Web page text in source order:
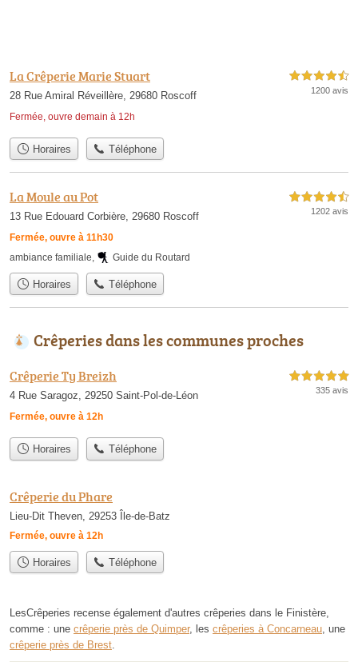
La Crêperie Marie Stuart
28 Rue Amiral Réveillère, 29680 Roscoff
Fermée, ouvre demain à 12h
4,5 étoiles sur 5
1200 avis
Horaires Téléphone
La Moule au Pot
13 Rue Edouard Corbière, 29680 Roscoff
Fermée, ouvre à 11h30
4,5 étoiles sur 5
1202 avis
ambiance familiale, Guide du Routard
Horaires Téléphone
Crêperies dans les communes proches
Crêperie Ty Breizh
4 Rue Saragoz, 29250 Saint-Pol-de-Léon
Fermée, ouvre à 12h
5,0 étoiles sur 5
335 avis
Horaires Téléphone
Crêperie du Phare
Lieu-Dit Theven, 29253 Île-de-Batz
Fermée, ouvre à 12h
Horaires Téléphone
LesCrêperies recense également d'autres crêperies dans le Finistère,
comme : une crêperie près de Quimper, les crêperies à Concarneau, une
crêperie près de Brest.